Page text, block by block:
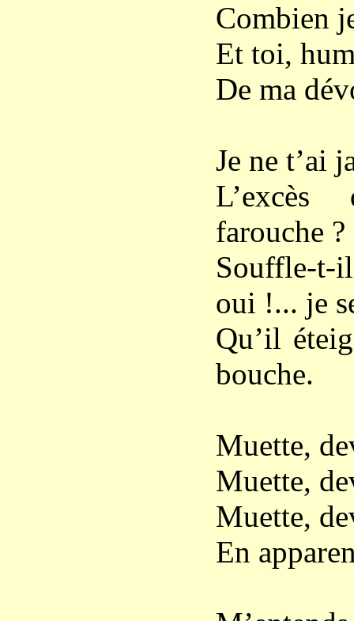
Combien
Et toi,
De ma
Je ne t’ai
farouche ?
Souffle-
oui !... je
Qu’il
bouche.
Muette,
Muette,
Muette,
En